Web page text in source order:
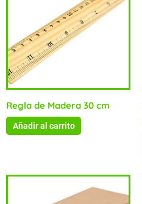
Regla de Madera 30 cm
Añadir al carrito